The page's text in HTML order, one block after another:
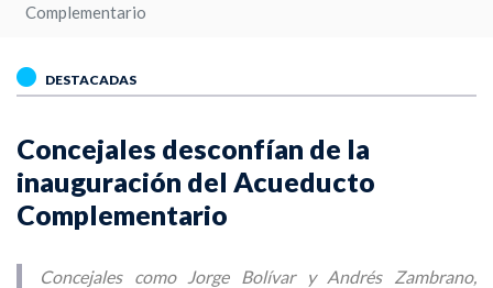
Complementario
DESTACADAS
Concejales desconfían de la
inauguración del Acueducto
Complementario
Concejales como Jorge Bolívar y Andrés Zambrano,